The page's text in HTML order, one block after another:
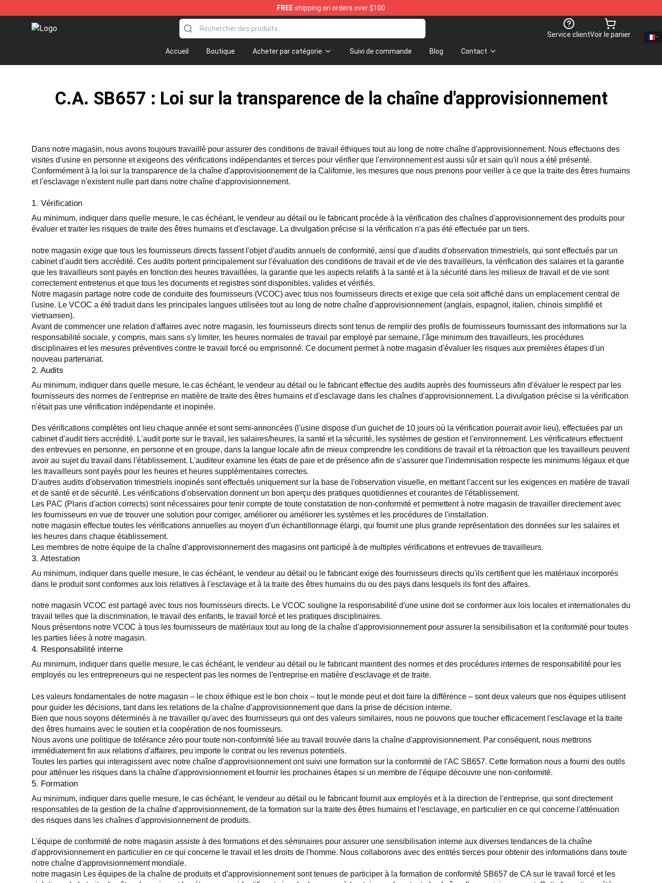
FREEshipping on orders over $100
Beauty In Black Shop - Official Beauty In Black Merchandise Store
Service clientVoir le panier
Accueil Boutique Acheter par catégorie Suivi de commande Blog Contact
C.A. SB657 : Loi sur la transparence de la chaîne d'approvisionnement
Dans notre magasin, nous avons toujours travaillé pour assurer des conditions de travail éthiques tout au long de notre chaîne d'approvisionnement. Nous effectuons des
visites d'usine en personne et exigeons des vérifications indépendantes et tierces pour vérifier que l'environnement est aussi sûr et sain qu'il nous a été présenté.
Conformément à la loi sur la transparence de la chaîne d'approvisionnement de la Californie, les mesures que nous prenons pour veiller à ce que la traite des êtres humains
et l'esclavage n'existent nulle part dans notre chaîne d'approvisionnement.
1. Vérification
Au minimum, indiquer dans quelle mesure, le cas échéant, le vendeur au détail ou le fabricant procède à la vérification des chaînes d'approvisionnement des produits pour
évaluer et traiter les risques de traite des êtres humains et d'esclavage. La divulgation précise si la vérification n'a pas été effectuée par un tiers.
notre magasin exige que tous les fournisseurs directs fassent l'objet d'audits annuels de conformité, ainsi que d'audits d'observation trimestriels, qui sont effectués par un
cabinet d'audit tiers accrédité. Ces audits portent principalement sur l'évaluation des conditions de travail et de vie des travailleurs, la vérification des salaires et la garantie
que les travailleurs sont payés en fonction des heures travaillées, la garantie que les aspects relatifs à la santé et à la sécurité dans les milieux de travail et de vie sont
correctement entretenus et que tous les documents et registres sont disponibles, valides et vérifiés.
Notre magasin partage notre code de conduite des fournisseurs (VCOC) avec tous nos fournisseurs directs et exige que cela soit affiché dans un emplacement central de
l'usine. Le VCOC a été traduit dans les principales langues utilisées tout au long de notre chaîne d'approvisionnement (anglais, espagnol, italien, chinois simplifié et
vietnamien).
Avant de commencer une relation d'affaires avec notre magasin, les fournisseurs directs sont tenus de remplir des profils de fournisseurs fournissant des informations sur la
responsabilité sociale, y compris, mais sans s'y limiter, les heures normales de travail par employé par semaine, l'âge minimum des travailleurs, les procédures
disciplinaires et les mesures préventives contre le travail forcé ou emprisonné. Ce document permet à notre magasin d'évaluer les risques aux premières étapes d'un
nouveau partenariat.
2. Audits
Au minimum, indiquer dans quelle mesure, le cas échéant, le vendeur au détail ou le fabricant effectue des audits auprès des fournisseurs afin d'évaluer le respect par les
fournisseurs des normes de l'entreprise en matière de traite des êtres humains et d'esclavage dans les chaînes d'approvisionnement. La divulgation précise si la vérification
n'était pas une vérification indépendante et inopinée.
Des vérifications complètes ont lieu chaque année et sont semi-annoncées (l'usine dispose d'un guichet de 10 jours où la vérification pourrait avoir lieu), effectuées par un
cabinet d'audit tiers accrédité. L'audit porte sur le travail, les salaires/heures, la santé et la sécurité, les systèmes de gestion et l'environnement. Les vérificateurs effectuent
des entrevues en personne, en personne et en groupe, dans la langue locale afin de mieux comprendre les conditions de travail et la rétroaction que les travailleurs peuvent
avoir au sujet du travail dans l'établissement. L'auditeur examine les états de paie et de présence afin de s'assurer que l'indemnisation respecte les minimums légaux et que
les travailleurs sont payés pour les heures et heures supplémentaires correctes.
D'autres audits d'observation trimestriels inopinés sont effectués uniquement sur la base de l'observation visuelle, en mettant l'accent sur les exigences en matière de travail
et de santé et de sécurité. Les vérifications d'observation donnent un bon aperçu des pratiques quotidiennes et courantes de l'établissement.
Les PAC (Plans d'action corrects) sont nécessaires pour tenir compte de toute constatation de non-conformité et permettent à notre magasin de travailler directement avec
les fournisseurs en vue de trouver une solution pour corriger, améliorer ou améliorer les systèmes et les procédures de l'installation.
notre magasin effectue toutes les vérifications annuelles au moyen d'un échantillonnage élargi, qui fournit une plus grande représentation des données sur les salaires et
les heures dans chaque établissement.
Les membres de notre équipe de la chaîne d'approvisionnement des magasins ont participé à de multiples vérifications et entrevues de travailleurs.
3. Attestation
Au minimum, indiquer dans quelle mesure, le cas échéant, le vendeur au détail ou le fabricant exige des fournisseurs directs qu'ils certifient que les matériaux incorporés
dans le produit sont conformes aux lois relatives à l'esclavage et à la traite des êtres humains du ou des pays dans lesquels ils font des affaires.
notre magasin VCOC est partagé avec tous nos fournisseurs directs. Le VCOC souligne la responsabilité d'une usine doit se conformer aux lois locales et internationales du
travail telles que la discrimination, le travail des enfants, le travail forcé et les pratiques disciplinaires.
Nous présentons notre VCOC à tous les fournisseurs de matériaux tout au long de la chaîne d'approvisionnement pour assurer la sensibilisation et la conformité pour toutes
les parties liées à notre magasin.
4. Responsabilité interne
Au minimum, indiquer dans quelle mesure, le cas échéant, le vendeur au détail ou le fabricant maintient des normes et des procédures internes de responsabilité pour les
employés ou les entrepreneurs qui ne respectent pas les normes de l'entreprise en matière d'esclavage et de traite.
Les valeurs fondamentales de notre magasin – le choix éthique est le bon choix – tout le monde peut et doit faire la différence – sont deux valeurs que nos équipes utilisent
pour guider les décisions, tant dans les relations de la chaîne d'approvisionnement que dans la prise de décision interne.
Bien que nous soyons déterminés à ne travailler qu'avec des fournisseurs qui ont des valeurs similaires, nous ne pouvons que toucher efficacement l'esclavage et la traite
des êtres humains avec le soutien et la coopération de nos fournisseurs.
Nous avons une politique de tolérance zéro pour toute non-conformité liée au travail trouvée dans la chaîne d'approvisionnement. Par conséquent, nous mettrons
immédiatement fin aux relations d'affaires, peu importe le contrat ou les revenus potentiels.
Toutes les parties qui interagissent avec notre chaîne d'approvisionnement ont suivi une formation sur la conformité de l'AC SB657. Cette formation nous a fourni des outils
pour atténuer les risques dans la chaîne d'approvisionnement et fournir les prochaines étapes si un membre de l'équipe découvre une non-conformité.
5. Formation
Au minimum, indiquer dans quelle mesure, le cas échéant, le vendeur au détail ou le fabricant fournit aux employés et à la direction de l'entreprise, qui sont directement
responsables de la gestion de la chaîne d'approvisionnement, de la formation sur la traite des êtres humains et l'esclavage, en particulier en ce qui concerne l'atténuation
des risques dans les chaînes d'approvisionnement de produits.
L'équipe de conformité de notre magasin assiste à des formations et des séminaires pour assurer une sensibilisation interne aux diverses tendances de la chaîne
d'approvisionnement en particulier en ce qui concerne le travail et les droits de l'homme. Nous collaborons avec des entités tierces pour obtenir des informations dans toute
notre chaîne d'approvisionnement mondiale.
notre magasin Les équipes de la chaîne de produits et d'approvisionnement sont tenues de participer à la formation de conformité SB657 de CA sur le travail forcé et les